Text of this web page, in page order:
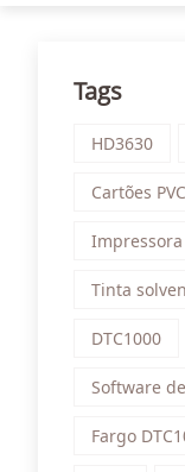
Tags
HD3630
Cartões PVC
Tinta
DTC1000
Software
Fargo